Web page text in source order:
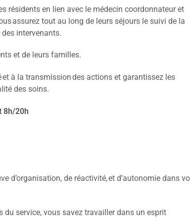
résidents en lien avec le médecin coordonnateur et
assurez tout au long de leurs séjours le suivi de la
intervenants.
et de leurs familles.
à la transmission des actions et garantissez les
des soins.
8h/20h
d’organisation, de réactivité, et d’autonomie dans
du service, vous savez travailler dans un esprit